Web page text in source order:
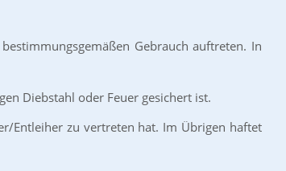
Gebrauch auftreten. In
Diebstahl oder Feuer gesichert ist.
Entleiher zu vertreten hat. Im Übrigen haftet